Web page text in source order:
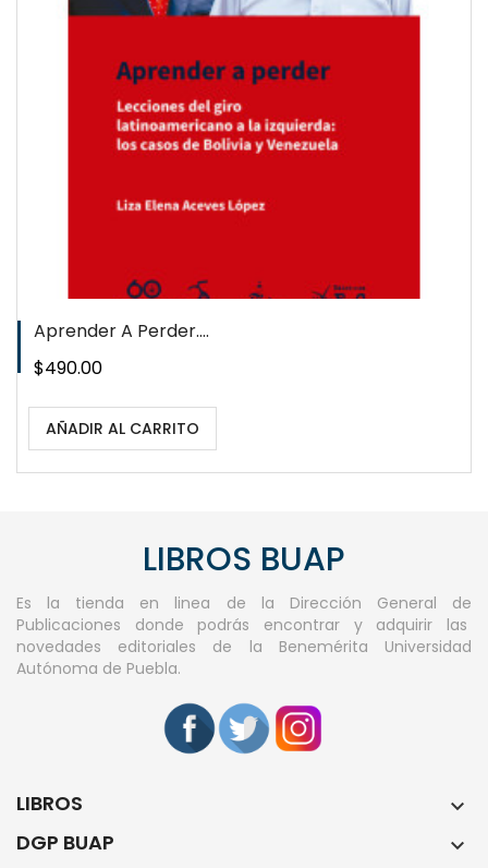
Aprender A Perder....
Precio
$490.00
AÑADIR AL CARRITO
WISHLIST
LIBROS BUAP
Es la tienda en linea de la Dirección General de
Publicaciones donde podrás encontrar y adquirir las
novedades editoriales de la Benemérita Universidad
Autónoma de Puebla.
LIBROS 
DGP BUAP 